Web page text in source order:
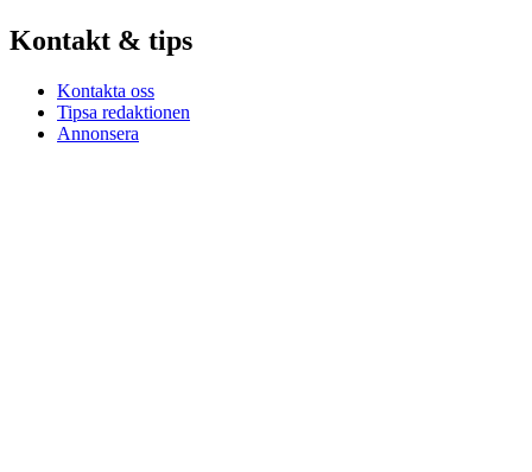
Kontakt & tips
Kontakta oss
Tipsa redaktionen
Annonsera